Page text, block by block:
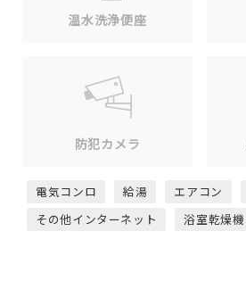
温水洗浄便座
防犯カメラ
電気コンロ 給湯 エアコン
その他インターネット
浴室乾燥機